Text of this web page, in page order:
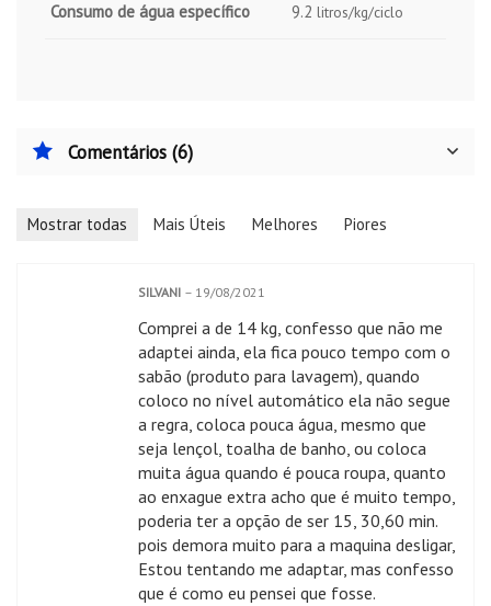
Consumo de água específico 9.2 litros/kg/ciclo
Comentários (6)
Mostrar todas Mais Úteis Melhores Piores
SILVANI – 19/08/2021
Comprei a de 14 kg, confesso que não me
adaptei ainda, ela fica pouco tempo com o
sabão (produto para lavagem), quando
coloco no nível automático ela não segue
a regra, coloca pouca água, mesmo que
seja lençol, toalha de banho, ou coloca
muita água quando é pouca roupa, quanto
ao enxague extra acho que é muito tempo,
poderia ter a opção de ser 15, 30,60 min.
pois demora muito para a maquina desligar,
Estou tentando me adaptar, mas confesso
que é como eu pensei que fosse.